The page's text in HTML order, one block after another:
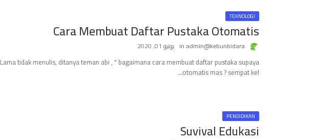
TEKNOLOGI
Cara Membuat Daftar Pustaka Otomatis
admin@kebunbidara يونيو 01, 2020
Lama tidak menulis, ditanya teman abi , " bagaimana cara membuat daftar pustaka supaya
otomatis mas ? sempat kel…
PENDIDIKAN
Suvival Edukasi